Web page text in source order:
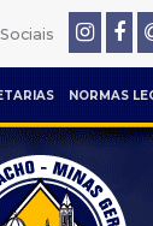
NORMAS